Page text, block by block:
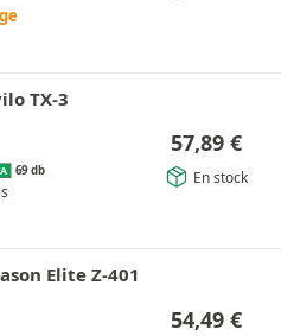
TX-3
A 69 db
57,89 €
En stock
Elite Z-401
54,49 €